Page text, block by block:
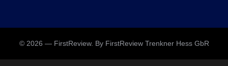
© 2026 — FirstReview. By FirstReview Trenkner Hess GbR